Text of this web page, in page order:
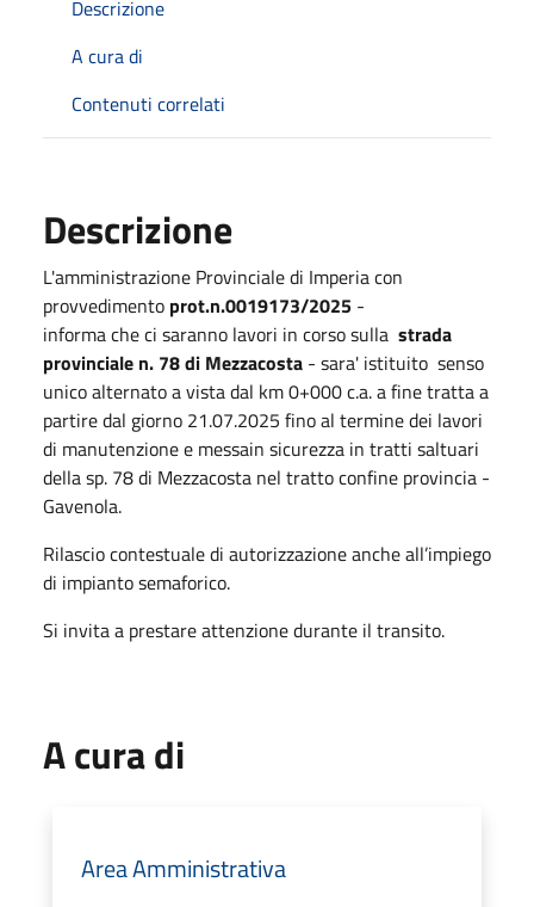
Descrizione
A cura di
Contenuti correlati
Descrizione
L'amministrazione Provinciale di Imperia con
provvedimento prot.n.0019173/2025 -
informa che ci saranno lavori in corso sulla strada
provinciale n. 78 di Mezzacosta - sara' istituito senso
unico alternato a vista dal km 0+000 c.a. a fine tratta a
partire dal giorno 21.07.2025 fino al termine dei lavori
di manutenzione e messain sicurezza in tratti saltuari
della sp. 78 di Mezzacosta nel tratto confine provincia -
Gavenola.
Rilascio contestuale di autorizzazione anche all’impiego
di impianto semaforico.
Si invita a prestare attenzione durante il transito.
A cura di
Area Amministrativa